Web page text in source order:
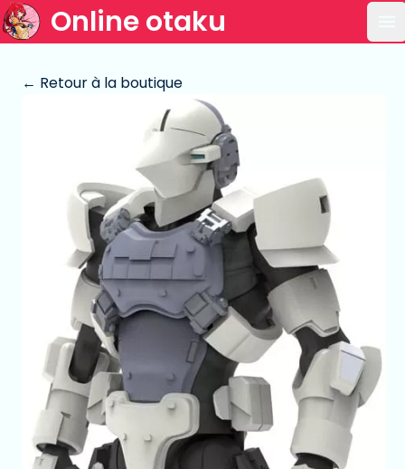
Online otaku
← Retour à la boutique